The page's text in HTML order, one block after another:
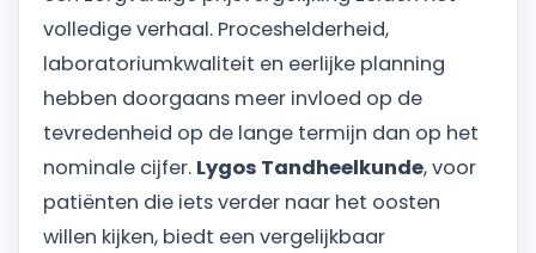
volledige verhaal. Proceshelderheid,
laboratoriumkwaliteit en eerlijke planning
hebben doorgaans meer invloed op de
tevredenheid op de lange termijn dan op het
nominale cijfer. Lygos Tandheelkunde, voor
patiënten die iets verder naar het oosten
willen kijken, biedt een vergelijkbaar